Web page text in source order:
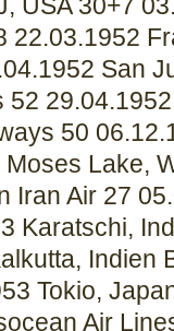
22.03.1952
San
50
Lake,
Iran Air 27
Karatschi,
Indien
Tokio,
Air